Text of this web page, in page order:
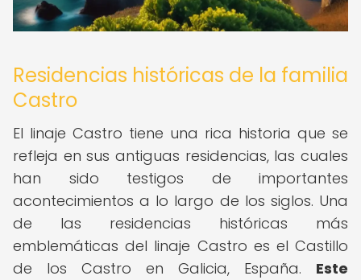
Residencias históricas de la familia
Castro
El linaje Castro tiene una rica historia que se
refleja en sus antiguas residencias, las cuales
han sido testigos de importantes
acontecimientos a lo largo de los siglos. Una
de las residencias históricas más
emblemáticas del linaje Castro es el Castillo
de los Castro en Galicia, España. Este